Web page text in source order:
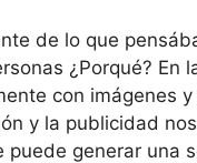
de lo que
¿Porqué?
con imágenes
y la publicidad
puede generar una